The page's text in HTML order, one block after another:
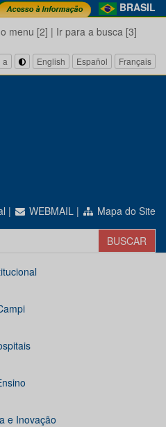
BRASIL
menu [2] | Ir para a busca [3]
a English Español Français
| WEBMAIL | Mapa do Site
e Inovação